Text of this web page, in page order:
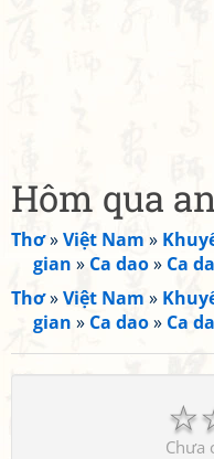
Hôm qua
Thơ»Việt Nam »
gian » Ca dao» Ca
Thơ»Việt Nam »
gian » Ca dao» Ca
☆
Chưa